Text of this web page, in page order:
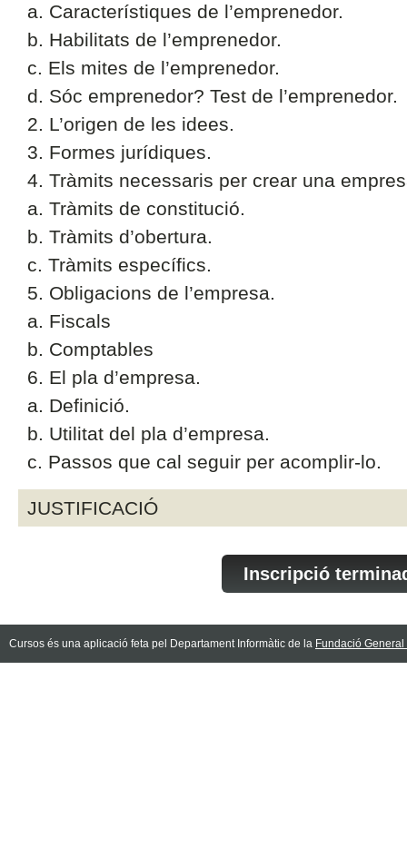
a. Característiques de l’emprenedor.
b. Habilitats de l’emprenedor.
c. Els mites de l’emprenedor.
d. Sóc emprenedor? Test de l’emprenedor.
2. L’origen de les idees.
3. Formes jurídiques.
4. Tràmits necessaris per crear una
a. Tràmits de constitució.
b. Tràmits d’obertura.
c. Tràmits específics.
5. Obligacions de l’empresa.
a. Fiscals
b. Comptables
6. El pla d’empresa.
a. Definició.
b. Utilitat del pla d’empresa.
c. Passos que cal seguir per acomplir-lo.
JUSTIFICACIÓ
Inscripció
Cursos és una aplicació feta pel Departament Informàtic de la Fundació